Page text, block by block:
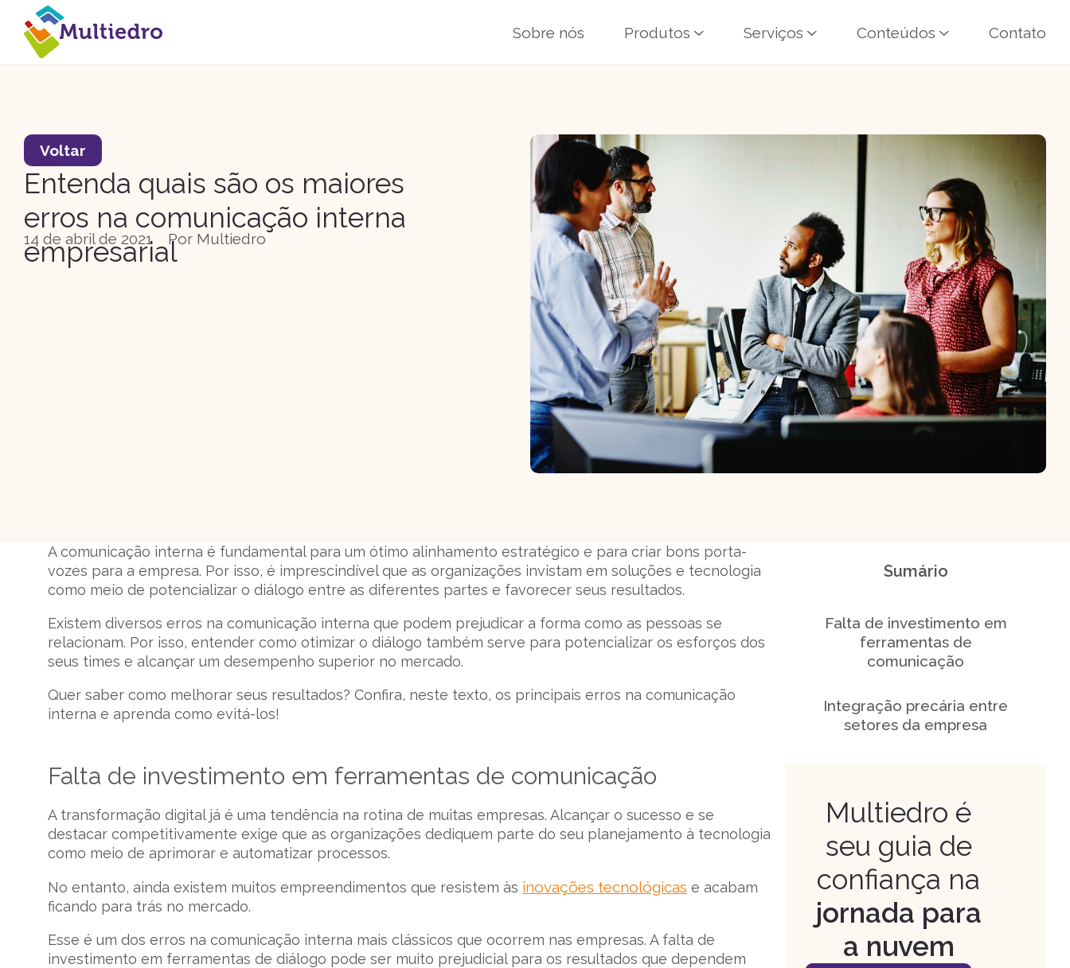
Sobre nós Produtos Serviços Conteúdos Contato
Voltar
Entenda quais são os maiores
erros na comunicação interna
empresarial
14 de abril de 2021 Por Multiedro
A comunicação interna é fundamental para um ótimo alinhamento estratégico e para criar bons porta-
vozes para a empresa. Por isso, é imprescindível que as organizações invistam em soluções e tecnologia
como meio de potencializar o diálogo entre as diferentes partes e favorecer seus resultados.
Existem diversos erros na comunicação interna que podem prejudicar a forma como as pessoas se
relacionam. Por isso, entender como otimizar o diálogo também serve para potencializar os esforços dos
seus times e alcançar um desempenho superior no mercado.
Quer saber como melhorar seus resultados? Confira, neste texto, os principais erros na comunicação
interna e aprenda como evitá-los!
Falta de investimento em ferramentas de comunicação
A transformação digital já é uma tendência na rotina de muitas empresas. Alcançar o sucesso e se
destacar competitivamente exige que as organizações dediquem parte do seu planejamento à tecnologia
como meio de aprimorar e automatizar processos.
No entanto, ainda existem muitos empreendimentos que resistem às inovações tecnológicas e acabam
ficando para trás no mercado.
Esse é um dos erros na comunicação interna mais clássicos que ocorrem nas empresas. A falta de
investimento em ferramentas de diálogo pode ser muito prejudicial para os resultados que dependem
Sumário
Falta de investimento em
ferramentas de
comunicação
Integração precária entre
setores da empresa
Falta de uma cultura de
feedback
Não conhecer seus
colaboradores
Não dar voz aos seus times
Multiedro é
seu guia de
confiança na
jornada para
a nuvem